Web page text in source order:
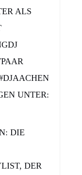
ALS M
#
#
#
UNTER: D
DIE
DER